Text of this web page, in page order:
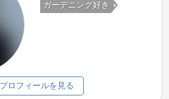
ガーデニング好き
プロフィールを見る